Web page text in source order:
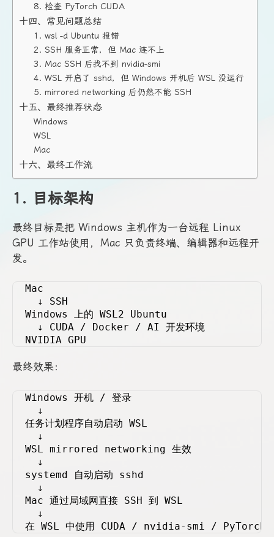
8. 检查 PyTorch CUDA
十四、常见问题总结
1. wsl -d Ubuntu 报错
2. SSH 服务正常，但 Mac 连不上
3. Mac SSH 后找不到 nvidia-smi
4. WSL 开启了 sshd，但 Windows 开机后 WSL 没运行
5. mirrored networking 后仍然不能 SSH
十五、最终推荐状态
Windows
WSL
Mac
十六、最终工作流
1. 目标架构
最终目标是把 Windows 主机作为一台远程 Linux
GPU 工作站使用，Mac 只负责终端、编辑器和远程开
发。
Mac
  ↓ SSH
Windows 上的 WSL2 Ubuntu
  ↓ CUDA / Docker / AI 开发环境
NVIDIA GPU
最终效果：
Windows 开机 / 登录
  ↓
任务计划程序自动启动 WSL
  ↓
WSL mirrored networking 生效
  ↓
systemd 自动启动 sshd
  ↓
Mac 通过局域网直接 SSH 到 WSL
  ↓
在 WSL 中使用 CUDA / nvidia-smi /